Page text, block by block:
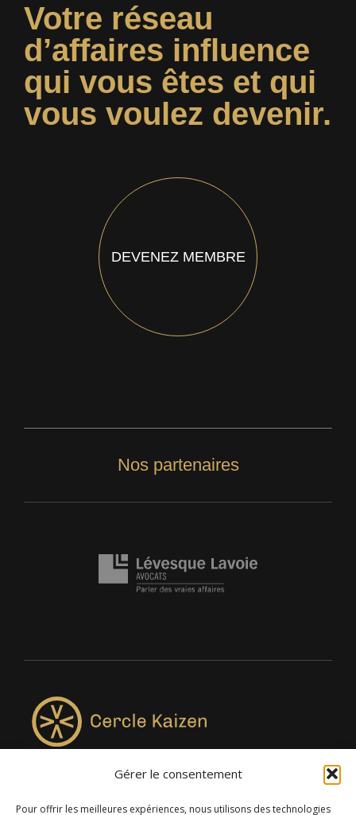
Gérer le consentement
Pour offrir les meilleures expériences, nous utilisons des technologies
Votre réseau
d’affaires influence
qui vous êtes et qui
vous voulez devenir.
DEVENEZ MEMBRE
Nos partenaires
4957, rue Lionel-Groulx, bureau 819, Saint-Augustin-de-
Desmaures QC G3A 0M7